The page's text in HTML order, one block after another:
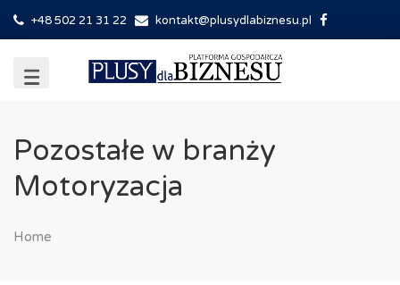
+48 502 21 31 22 kontakt@plusydlabiznesu.pl
Pozostałe w branży
Motoryzacja
Home